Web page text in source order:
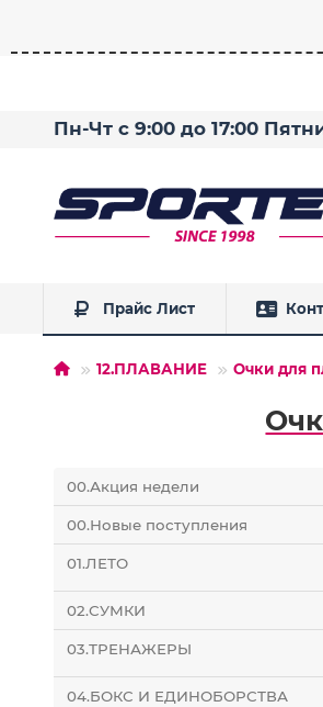
Пн-Чт с 9:00 до 17:00
Прайс Лист
12.ПЛАВАНИЕ Очки для
00.Акция недели
00.Новые поступления
01.ЛЕТО
02.СУМКИ
03.ТРЕНАЖЕРЫ
04.БОКС И ЕДИНОБОРСТВА